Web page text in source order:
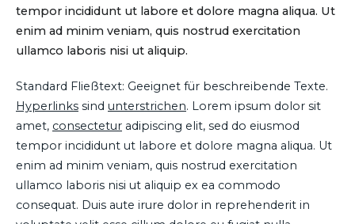
tempor incididunt ut labore et dolore magna aliqua. Ut
enim ad minim veniam, quis nostrud exercitation
ullamco laboris nisi ut aliquip.
Standard Fließtext: Geeignet für beschreibende Texte.
Hyperlinks sind unterstrichen. Lorem ipsum dolor sit
amet, consectetur adipiscing elit, sed do eiusmod
tempor incididunt ut labore et dolore magna aliqua. Ut
enim ad minim veniam, quis nostrud exercitation
ullamco laboris nisi ut aliquip ex ea commodo
consequat. Duis aute irure dolor in reprehenderit in